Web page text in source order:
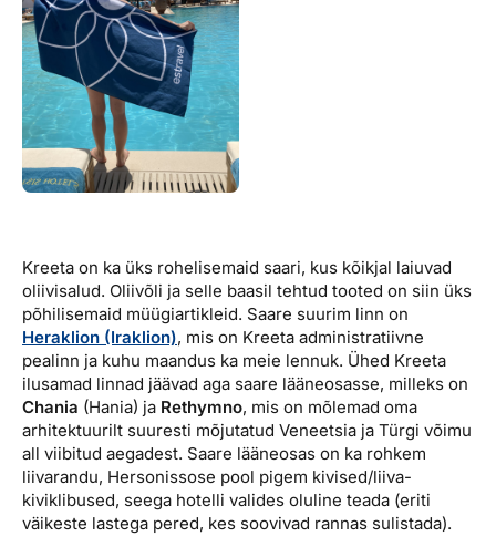
Kreeta on ka üks rohelisemaid saari, kus kõikjal laiuvad
oliivisalud. Oliivõli ja selle baasil tehtud tooted on siin üks
põhilisemaid müügiartikleid. Saare suurim linn on
Heraklion (Iraklion), mis on Kreeta administratiivne
pealinn ja kuhu maandus ka meie lennuk. Ühed Kreeta
ilusamad linnad jäävad aga saare lääneosasse, milleks on
Chania (Hania) ja Rethymno, mis on mõlemad oma
arhitektuurilt suuresti mõjutatud Veneetsia ja Türgi võimu
all viibitud aegadest. Saare lääneosas on ka rohkem
liivarandu, Hersonissose pool pigem kivised/liiva-
kiviklibused, seega hotelli valides oluline teada (eriti
väikeste lastega pered, kes soovivad rannas sulistada).